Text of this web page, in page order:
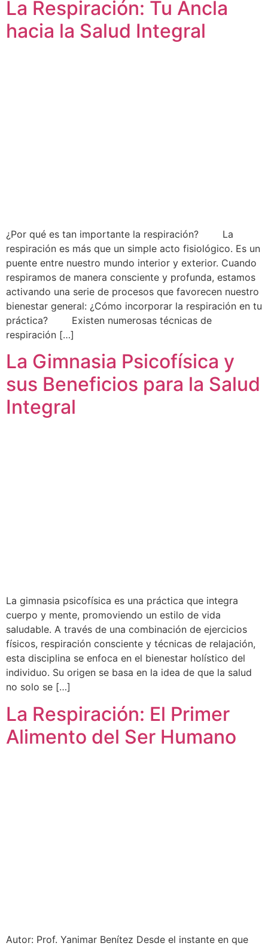
La Respiración: Tu Ancla
hacia la Salud Integral
¿Por qué es tan importante la respiración? La
respiración es más que un simple acto fisiológico. Es un
puente entre nuestro mundo interior y exterior. Cuando
respiramos de manera consciente y profunda, estamos
activando una serie de procesos que favorecen nuestro
bienestar general: ¿Cómo incorporar la respiración en tu
práctica? Existen numerosas técnicas de
respiración […]
La Gimnasia Psicofísica y
sus Beneficios para la Salud
Integral
La gimnasia psicofísica es una práctica que integra
cuerpo y mente, promoviendo un estilo de vida
saludable. A través de una combinación de ejercicios
físicos, respiración consciente y técnicas de relajación,
esta disciplina se enfoca en el bienestar holístico del
individuo. Su origen se basa en la idea de que la salud
no solo se […]
La Respiración: El Primer
Alimento del Ser Humano
Autor: Prof. Yanimar Benítez Desde el instante en que